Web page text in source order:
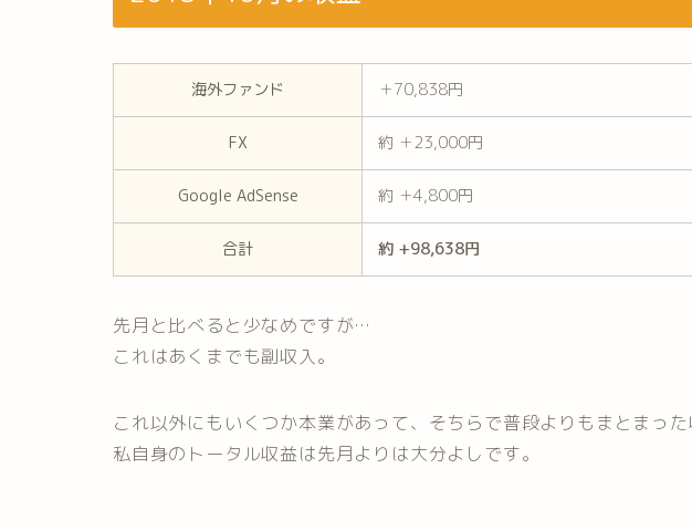
海外ファンド ＋70,838円
FX 約 ＋23,000円
Google AdSense 約 ＋4,800円
合計 約 +98,638円
先月と比べると少なめですが…
これはあくまでも副収入。
これ以外にもいくつか本業があって、そちらで普段よりもまとまった
私自身のトータル収益は先月よりは大分よしです。